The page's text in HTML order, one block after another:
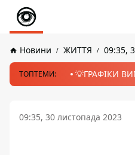
Новини ЖИТТЯ 09:35,
ТОПТЕМИ: 💡ГРАФІКИ
09:35, 30 листопада 2023